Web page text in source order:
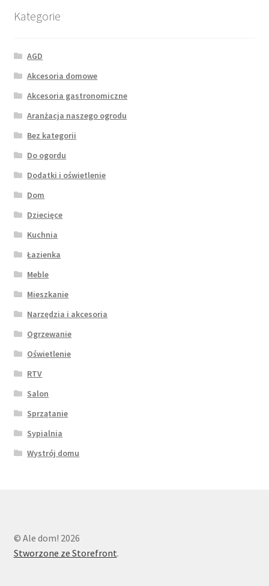
Kategorie
AGD
Akcesoria domowe
Akcesoria gastronomiczne
Aranżacja naszego ogrodu
Bez kategorii
Do ogordu
Dodatki i oświetlenie
Dom
Dziecięce
Kuchnia
Łazienka
Meble
Mieszkanie
Narzędzia i akcesoria
Ogrzewanie
Oświetlenie
RTV
Salon
Sprzątanie
Sypialnia
Wystrój domu
© Ale dom! 2026
Stworzone ze Storefront.